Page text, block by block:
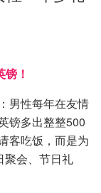
！
男性每年在友情
镑多出整整500
客吃饭，而是为
会、节日礼